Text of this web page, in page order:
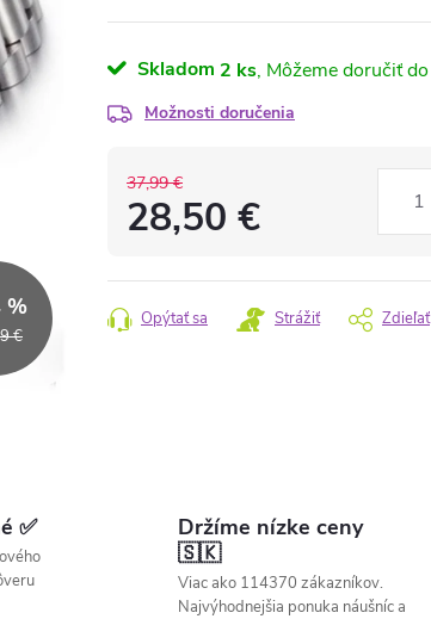
€
%
Skladom 2 ks
Možnosti doručenia
37,99 €
28,50 €
cena:
Opýtať sa Strážiť Zdieľať
✅
Držíme nízke ceny
🇸🇰
Viac ako 114370 zákazníkov.
Najvýhodnejšia ponuka náušníc a